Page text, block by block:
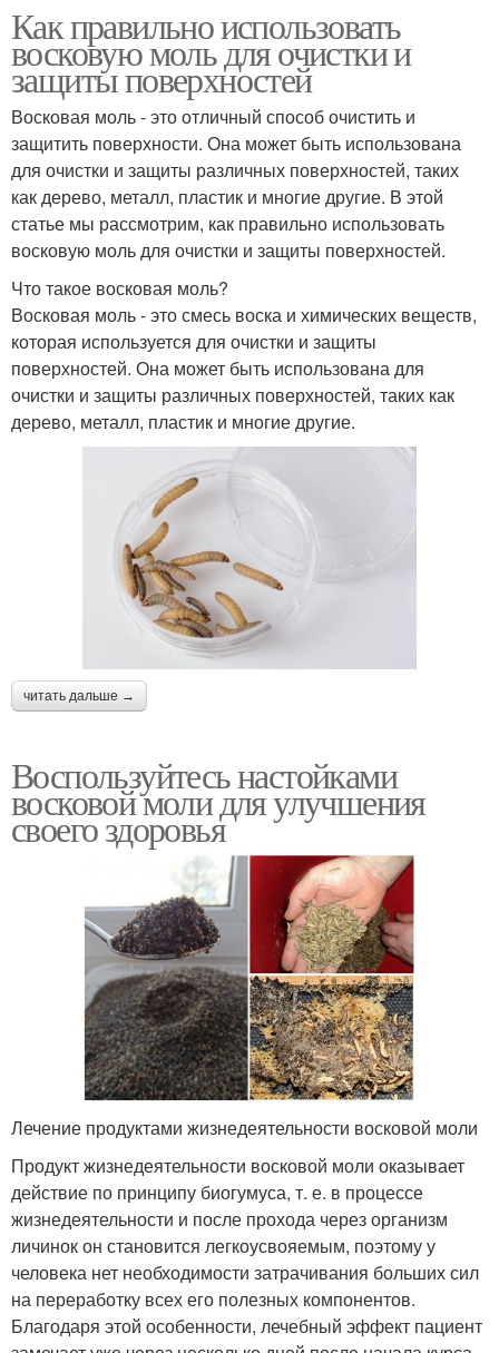
Как правильно использовать
восковую моль для очистки и
защиты поверхностей
Восковая моль - это отличный способ очистить и
защитить поверхности. Она может быть использована
для очистки и защиты различных поверхностей, таких
как дерево, металл, пластик и многие другие. В этой
статье мы рассмотрим, как правильно использовать
восковую моль для очистки и защиты поверхностей.
Что такое восковая моль?
Восковая моль - это смесь воска и химических веществ,
которая используется для очистки и защиты
поверхностей. Она может быть использована для
очистки и защиты различных поверхностей, таких как
дерево, металл, пластик и многие другие.
читать дальше →
Воспользуйтесь настойками
восковой моли для улучшения
своего здоровья
Лечение продуктами жизнедеятельности восковой моли
Продукт жизнедеятельности восковой моли оказывает
действие по принципу биогумуса, т. е. в процессе
жизнедеятельности и после прохода через организм
личинок он становится легкоусвояемым, поэтому у
человека нет необходимости затрачивания больших сил
на переработку всех его полезных компонентов.
Благодаря этой особенности, лечебный эффект пациент